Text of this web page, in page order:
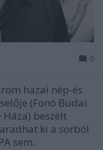
0
hazai nép-és
(Fonó Budai
Háza) beszélt
ki a sorból
sem.